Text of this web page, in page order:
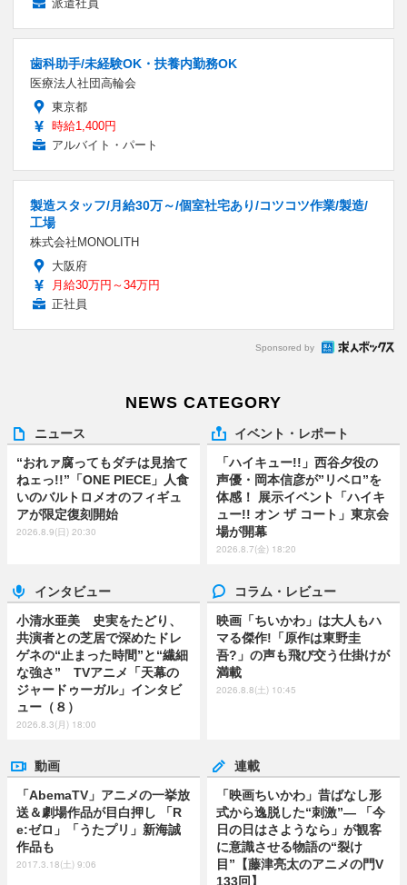
派遣社員
歯科助手/未経験OK・扶養内勤務OK
医療法人社団高輪会
東京都
時給1,400円
アルバイト・パート
製造スタッフ/月給30万～/個室社宅あり/コツコツ作業/製造/
工場
株式会社MONOLITH
大阪府
月給30万円～34万円
正社員
Sponsored by
NEWS CATEGORY
ニュース
“おれァ腐ってもダチは見捨て
ねェっ!!”「ONE PIECE」人食
いのバルトロメオのフィギュ
アが限定復刻開始
2026.8.9(日) 20:30
イベント・レポート
「ハイキュー!!」西谷夕役の
声優・岡本信彦が”リベロ”を
体感！ 展示イベント「ハイキ
ュー!! オン ザ コート」東京会
場が開幕
2026.8.7(金) 18:20
インタビュー
小清水亜美 史実をたどり、
共演者との芝居で深めたドレ
ゲネの“止まった時間”と“繊細
な強さ” TVアニメ「天幕の
ジャードゥーガル」インタビ
ュー（８）
2026.8.3(月) 18:00
コラム・レビュー
映画「ちいかわ」は大人もハ
マる傑作!「原作は東野圭
吾?」の声も飛び交う仕掛けが
満載
2026.8.8(土) 10:45
動画
「AbemaTV」アニメの一挙放
送＆劇場作品が目白押し 「R
e:ゼロ」「うたプリ」新海誠
作品も
2017.3.18(土) 9:06
連載
「映画ちいかわ」昔ばなし形
式から逸脱した“刺激”― 「今
日の日はさようなら」が観客
に意識させる物語の“裂け
目”【藤津亮太のアニメの門V
133回】